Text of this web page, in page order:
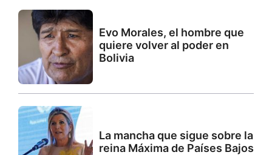
Evo Morales, el hombre que
quiere volver al poder en
Bolivia
La mancha que sigue sobre la
reina Máxima de Países Bajos